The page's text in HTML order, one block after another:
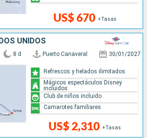
US$ 670 +Tasas
UNIDOS
8 d Puerto Canaveral 30/01/2027
US$ 2,310 +Tasas
Refrescos y helados ilimitados
Mágicos espectáculos Disney
incluidos
Club de niños incluido
Camarotes familiares